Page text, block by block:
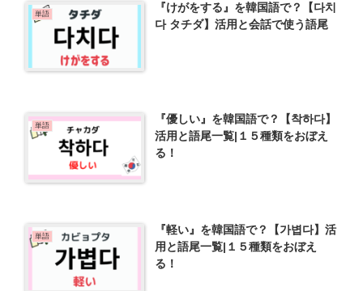
単語
『けがをする』を韓国語で？【다치
다 タチダ】活用と会話で使う語尾
単語
『優しい』を韓国語で？【착하다】
活用と語尾一覧|１５種類をおぼえ
る！
単語
『軽い』を韓国語で？【가볍다】活
用と語尾一覧|１５種類をおぼえ
る！